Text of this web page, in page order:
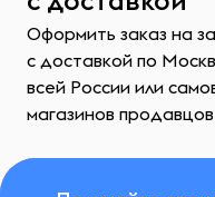
Оформить заказ на
с доставкой по
всей России или
магазинов